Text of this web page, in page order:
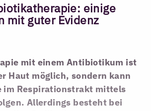
einige
mit guter Evidenz
mit einem Antibiotikum ist
Haut möglich, sondern kann
im Respirationstrakt mittels
Allerdings besteht bei